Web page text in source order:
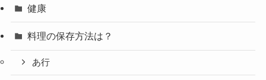
健康
料理の保存方法は？
あ行